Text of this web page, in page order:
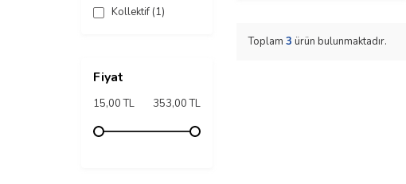
Kollektif (1)
Fiyat
15,00 TL 353,00 TL
Toplam 3 ürün bulunmaktadır.